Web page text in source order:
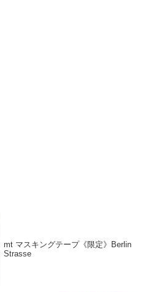
mt マスキングテープ《限定》Berlin
Strasse